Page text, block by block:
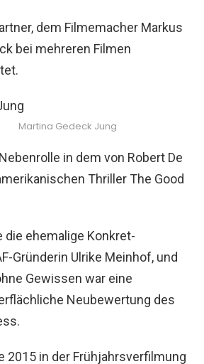
dem Filmemacher Markus
bei mehreren Filmen
Martina Gedeck Jung
in dem von Robert De
Thriller The Good
die ehemalige Konkret-
Gründerin Ulrike Meinhof, und
Gewissen war eine
Neubewertung des
2015 in der Frühjahrsverfilmung